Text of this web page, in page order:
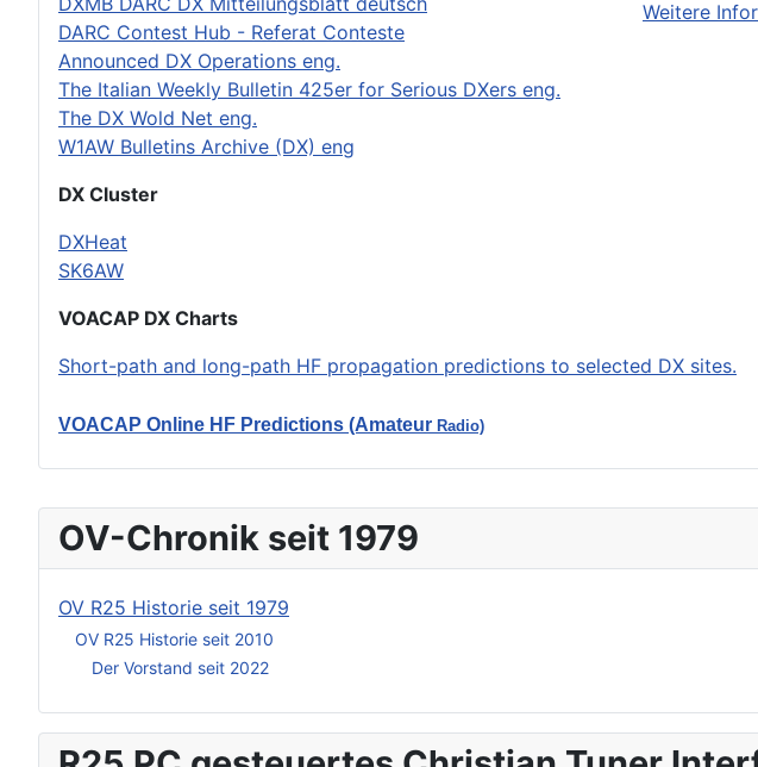
OV-Chronik seit 1979
OV R25 Historie seit 1979
OV R25 Historie seit 2010
Der Vorstand seit 2022
DARC Contest Hub - Referat Conteste
Announced DX Operations eng.
The Italian Weekly Bulletin 425er for Serious DXers eng.
The DX Wold Net eng.
W1AW Bulletins Archive (DX) eng
DX Cluster
DXHeat
SK6AW
VOACAP DX Charts
Short-path and long-path HF propagation predictions to selected DX sites.
VOACAP Online HF Predictions (Amateur Radio)
Weitere